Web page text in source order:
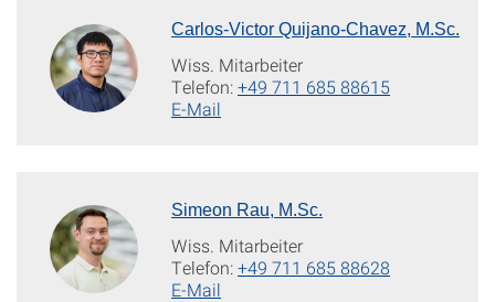
Carlos-Victor Quijano-Chavez, M.Sc.
Wiss. Mitarbeiter
Telefon:+49 711 685 88615
E-Mail
Simeon Rau, M.Sc.
Wiss. Mitarbeiter
Telefon:+49 711 685 88628
E-Mail